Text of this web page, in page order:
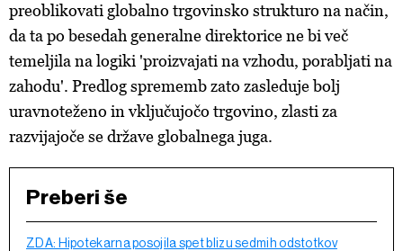
preoblikovati globalno trgovinsko strukturo na način,
da ta po besedah generalne direktorice ne bi več
temeljila na logiki 'proizvajati na vzhodu, porabljati na
zahodu'. Predlog sprememb zato zasleduje bolj
uravnoteženo in vključujočo trgovino, zlasti za
razvijajoče se države globalnega juga.
Preberi še
ZDA: Hipotekarna posojila spet blizu sedmih odstotkov